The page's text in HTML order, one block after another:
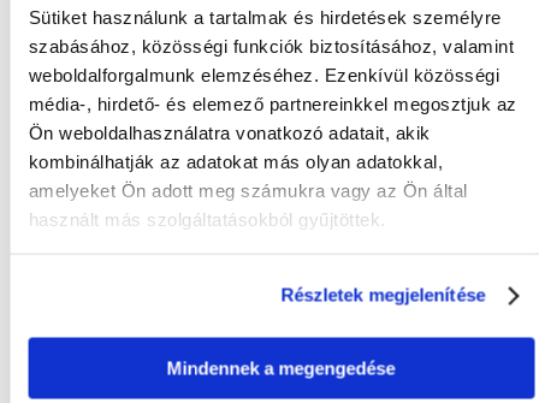
Sütiket használunk a tartalmak és hirdetések személyre
szabásához, közösségi funkciók biztosításához, valamint
weboldalforgalmunk elemzéséhez. Ezenkívül közösségi
média-, hirdető- és elemező partnereinkkel megosztjuk az
Ön weboldalhasználatra vonatkozó adatait, akik
kombinálhatják az adatokat más olyan adatokkal,
amelyeket Ön adott meg számukra vagy az Ön által
használt más szolgáltatásokból gyűjtöttek.
Részletek megjelenítése
Mindennek a megengedése
KÉRDEZZ TŐLÜNK!
Gyakori Kérdések (GYIK)
FAJTA: Szűrő
AQUAEL